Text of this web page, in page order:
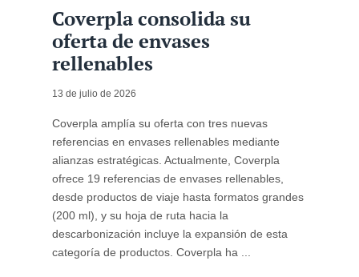
Coverpla consolida su
oferta de envases
rellenables
13 de julio de 2026
Coverpla amplía su oferta con tres nuevas
referencias en envases rellenables mediante
alianzas estratégicas. Actualmente, Coverpla
ofrece 19 referencias de envases rellenables,
desde productos de viaje hasta formatos grandes
(200 ml), y su hoja de ruta hacia la
descarbonización incluye la expansión de esta
categoría de productos. Coverpla ha ...